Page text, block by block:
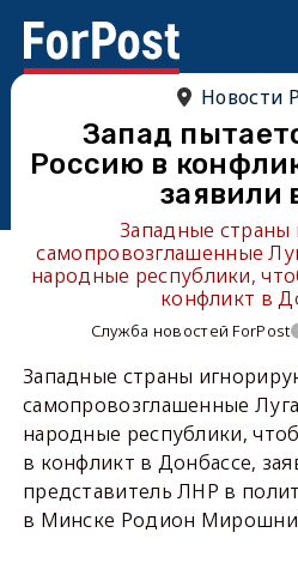
Новости
Запад
Россию в
заявили
Западные
самопровозглашенные
народные республики,
конфликт в
Служба новостей ForPost
Западные страны
самопровозглашенные
народные республики,
в конфликт в Донбассе,
представитель ЛНР в
в Минске Родион